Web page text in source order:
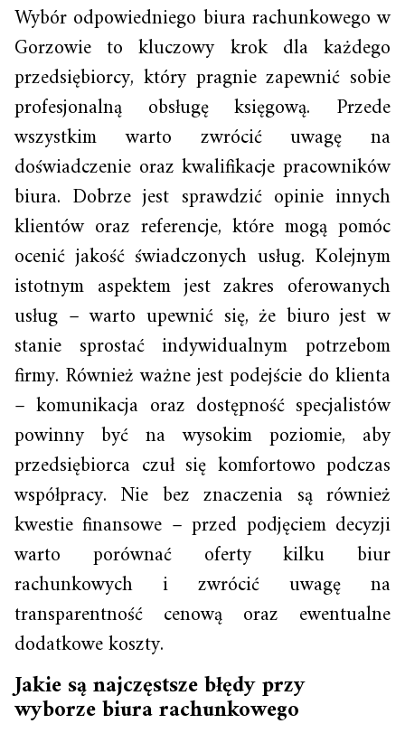
Wybór odpowiedniego biura rachunkowego w
Gorzowie to kluczowy krok dla każdego
przedsiębiorcy, który pragnie zapewnić sobie
profesjonalną obsługę księgową. Przede
wszystkim warto zwrócić uwagę na
doświadczenie oraz kwalifikacje pracowników
biura. Dobrze jest sprawdzić opinie innych
klientów oraz referencje, które mogą pomóc
ocenić jakość świadczonych usług. Kolejnym
istotnym aspektem jest zakres oferowanych
usług – warto upewnić się, że biuro jest w
stanie sprostać indywidualnym potrzebom
firmy. Również ważne jest podejście do klienta
– komunikacja oraz dostępność specjalistów
powinny być na wysokim poziomie, aby
przedsiębiorca czuł się komfortowo podczas
współpracy. Nie bez znaczenia są również
kwestie finansowe – przed podjęciem decyzji
warto porównać oferty kilku biur
rachunkowych i zwrócić uwagę na
transparentność cenową oraz ewentualne
dodatkowe koszty.
Jakie są najczęstsze błędy przy
wyborze biura rachunkowego